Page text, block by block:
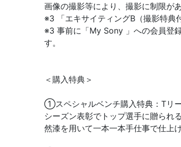
画像の撮影等により、撮影に制限が
※3 「エキサイティングB（撮影特典
※3 事前に「My Sony 」への会員登
す
＜購入特典＞
①スペシャルベンチ購入特典：Tリ
シーズン表彰でトップ選手に贈られ
然漆を用いて一本一本手仕事で仕上